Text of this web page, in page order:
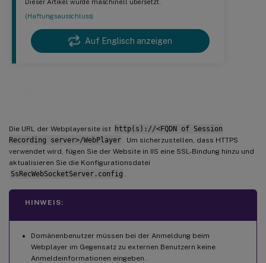
Dieser Artikel wurde maschinell übersetzt.
(Haftungsausschluss)
Auf Englisch anzeigen
Die URL der Webplayersite ist http(s)://<FQDN of Session
Recording server>/WebPlayer
. Um sicherzustellen, dass HTTPS
verwendet wird, fügen Sie der Website in IIS eine SSL-Bindung hinzu und
aktualisieren Sie die Konfigurationsdatei
SsRecWebSocketServer.config
HINWEIS:
Domänenbenutzer müssen bei der Anmeldung beim
Webplayer im Gegensatz zu externen Benutzern keine
Anmeldeinformationen eingeben.